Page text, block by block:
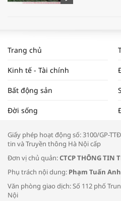
NAM NĂM
ĐẬP THỊ
Tọa đàm
Bác sĩ tư
đường hô
Trang chủ
Kinh tế - Tài chính
Bất động sản
Đời sống
Giấy phép hoạt động số: 3100/GP-
tin và Truyền thông Hà Nội cấp
Đơn vị chủ quản:CTCP THÔNG TIN
Phụ trách nội dung: Phạm Tuấn Anh
Văn phòng giao dịch: Số 112 phố
Nội